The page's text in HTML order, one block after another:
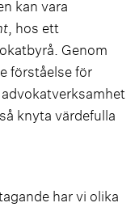
kan vara
, hos ett
Genom
förståelse för
knyta värdefulla
har vi olika